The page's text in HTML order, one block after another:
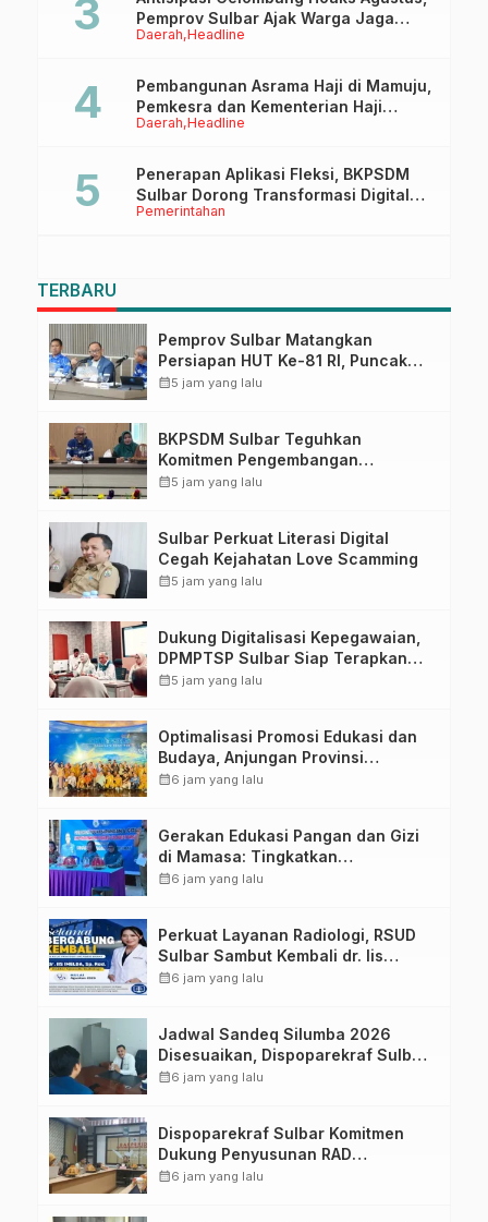
Daerah Headline
Pemprov Sulbar Ajak Warga Jaga
Ruang Digital
Daerah Headline
Pembangunan Asrama Haji di Mamuju,
Pemkesra dan Kementerian Haji
Sulbar Tinjau Lokasi
Pemerintahan
Penerapan Aplikasi Fleksi, BKPSDM
Sulbar Dorong Transformasi Digital
Sistem Kehadiran ASN
TERBARU
Pemprov Sulbar Matangkan
Persiapan HUT Ke-81 RI, Puncak
Upacara di Lapangan Ahmad
calendar_month5 jam yang lalu
BKPSDM Sulbar Teguhkan
Komitmen Pengembangan
Kompetensi ASN melalui
calendar_month5 jam yang lalu
Sulbar Perkuat Literasi Digital
Cegah Kejahatan Love Scamming
calendar_month5 jam yang lalu
Dukung Digitalisasi Kepegawaian,
DPMPTSP Sulbar Siap Terapkan
Aplikasi FLEKSI ASN
calendar_month5 jam yang lalu
Optimalisasi Promosi Edukasi dan
Budaya, Anjungan Provinsi
Sulawesi Barat Perkuat Kolaborasi
calendar_month6 jam yang lalu
Gerakan Edukasi Pangan dan Gizi
di Mamasa: Tingkatkan
Pengetahuan dan Keterampilan
calendar_month6 jam yang lalu
Perkuat Layanan Radiologi, RSUD
Sulbar Sambut Kembali dr. Iis
Imelda, Sp.Rad
calendar_month6 jam yang lalu
Jadwal Sandeq Silumba 2026
Disesuaikan, Dispoparekraf Sulbar
Pastikan Persiapan Tetap
calendar_month6 jam yang lalu
Dispoparekraf Sulbar Komitmen
Dukung Penyusunan RAD
TPB/SDGs Sulawesi Barat
calendar_month6 jam yang lalu